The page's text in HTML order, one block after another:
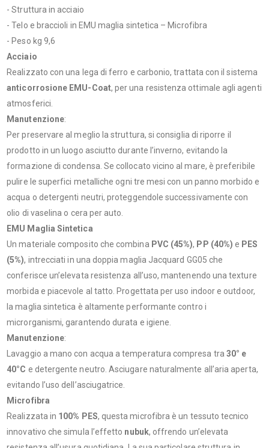
- Struttura in acciaio
- Telo e braccioli in EMU maglia sintetica – Microfibra
- Peso kg 9,6
Acciaio
Realizzato con una lega di ferro e carbonio, trattata con il sistema
anticorrosione EMU-Coat, per una resistenza ottimale agli agenti
atmosferici.
Manutenzione:
Per preservare al meglio la struttura, si consiglia di riporre il
prodotto in un luogo asciutto durante l’inverno, evitando la
formazione di condensa. Se collocato vicino al mare, è preferibile
pulire le superfici metalliche ogni tre mesi con un panno morbido e
acqua o detergenti neutri, proteggendole successivamente con
olio di vaselina o cera per auto.
EMU Maglia Sintetica
Un materiale composito che combina PVC (45%), PP (40%) e PES
(5%), intrecciati in una doppia maglia Jacquard GG05 che
conferisce un’elevata resistenza all’uso, mantenendo una texture
morbida e piacevole al tatto. Progettata per uso indoor e outdoor,
la maglia sintetica è altamente performante contro i
microrganismi, garantendo durata e igiene.
Manutenzione:
Lavaggio a mano con acqua a temperatura compresa tra 30° e
40°C e detergente neutro. Asciugare naturalmente all’aria aperta,
evitando l’uso dell’asciugatrice.
Microfibra
Realizzata in 100% PES, questa microfibra è un tessuto tecnico
innovativo che simula l’effetto nubuk, offrendo un’elevata